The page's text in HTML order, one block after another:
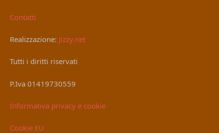
Contatti
Realizzazione: Jizzy.net
Tutti i diritti riservati
P.Iva 01419730559
Informativa privacy e cookie
Cookie EU